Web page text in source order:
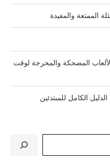
الممتعة والمفيدة
المضحكة والمحرجة لوقت